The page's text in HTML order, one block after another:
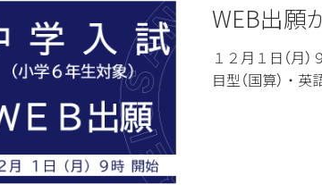
WEB出願
１２月１日（月
目型（国算）・